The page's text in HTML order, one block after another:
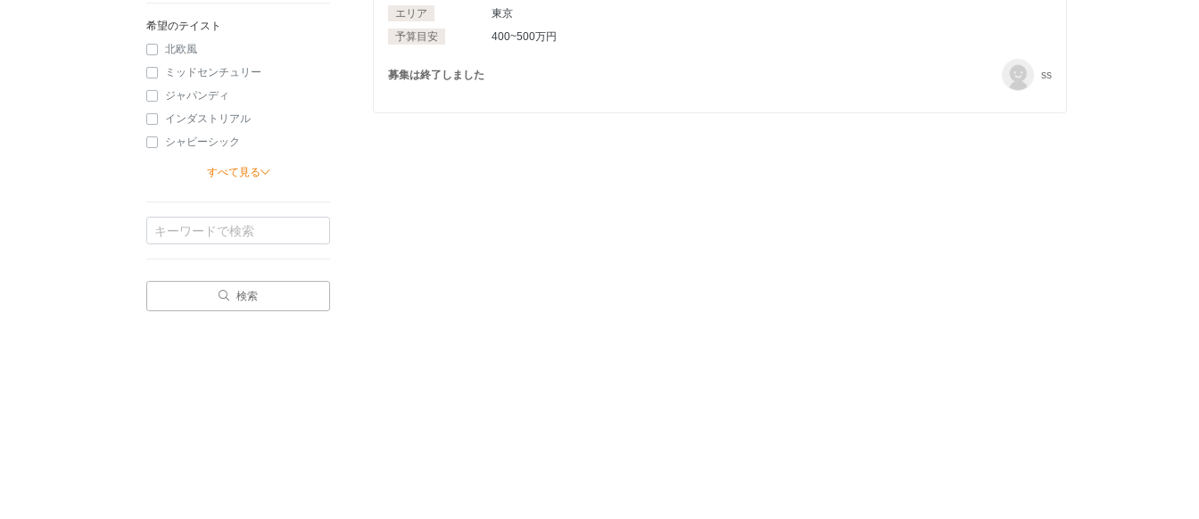
エリア
東京
予算目安
400~500万円
募集は終了しました ss
希望のテイスト
北欧風
ミッドセンチュリー
ジャパンディ
インダストリアル
シャビーシック
すべて見る
検索